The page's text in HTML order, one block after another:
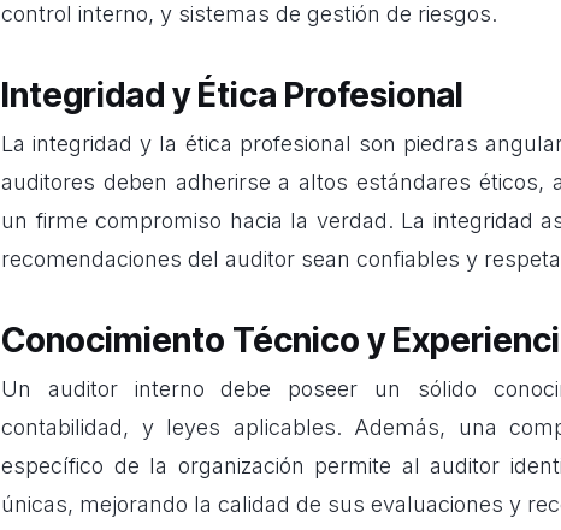
control interno, y sistemas de gestión de riesgos.
Integridad y Ética Profesional
La integridad y la ética profesional son piedras
auditores deben adherirse a altos estándares éticos,
un firme compromiso hacia la verdad. La integridad
recomendaciones del auditor sean confiables y
Conocimiento Técnico y
Un auditor interno debe poseer un sólido
contabilidad, y leyes aplicables. Además, una
específico de la organización permite al auditor
únicas, mejorando la calidad de sus evaluaciones y